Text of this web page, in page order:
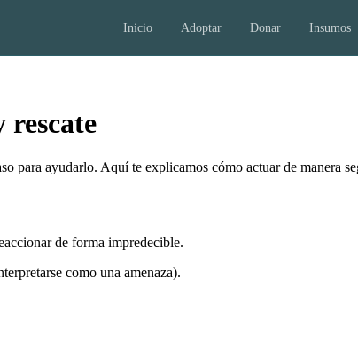
Inicio Adoptar Donar Insumos
para ayudarlo. Aquí te explicamos cómo actuar de manera
de forma impredecible.
como una amenaza).